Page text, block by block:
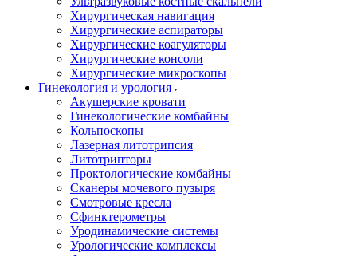
Хирургическая навигация
Хирургические аспираторы
Хирургические коагуляторы
Хирургические консоли
Хирургические микроскопы
Гинекология и урология
Акушерские кровати
Гинекологические комбайны
Кольпоскопы
Лазерная литотрипсия
Литотрипторы
Проктологические комбайны
Сканеры мочевого пузыря
Смотровые кресла
Сфинктерометры
Уродинамические системы
Урологические комплексы